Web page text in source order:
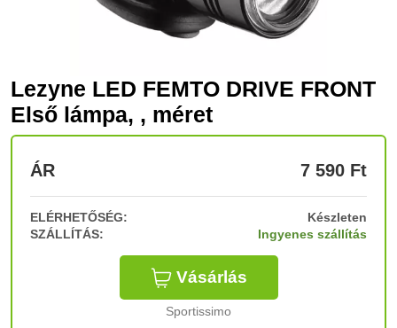
Lezyne LED FEMTO DRIVE FRONT
Első lámpa, , méret
ÁR 7 590 Ft
ELÉRHETŐSÉG:
Készleten
SZÁLLÍTÁS:
Ingyenes szállítás
Vásárlás
Sportissimo